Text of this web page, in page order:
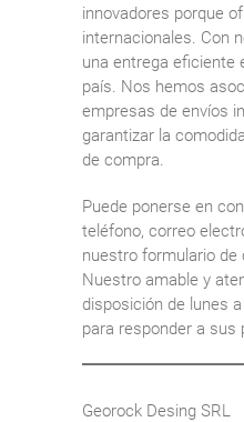
innovadores porque
internacionales. Con
una entrega eficiente
país. Nos hemos
empresas de envíos
garantizar la
de compra.
Puede ponerse en
teléfono, correo
nuestro formulario de
Nuestro amable y
disposición de lunes
para responder a sus
Georock Desing SRL